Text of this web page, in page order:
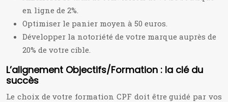
en ligne de 2%.
Optimiser le panier moyen à 50 euros.
Développer la notoriété de votre marque auprès de
20% de votre cible.
L’alignement Objectifs/Formation : la clé du
succès
Le choix de votre formation CPF doit être guidé par vos